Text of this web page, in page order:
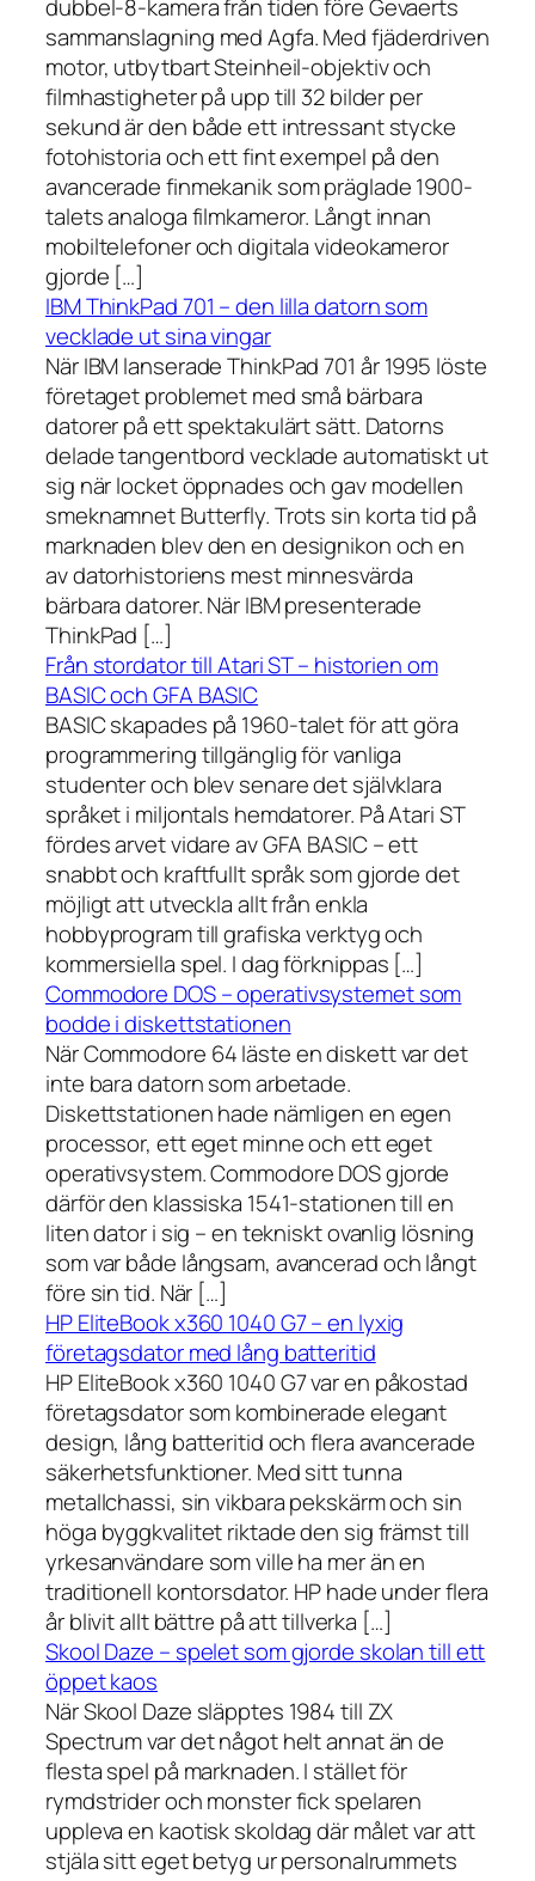
dubbel-8-kamera från tiden före Gevaerts
sammanslagning med Agfa. Med fjäderdriven
motor, utbytbart Steinheil-objektiv och
filmhastigheter på upp till 32 bilder per
sekund är den både ett intressant stycke
fotohistoria och ett fint exempel på den
avancerade finmekanik som präglade 1900-
talets analoga filmkameror. Långt innan
mobiltelefoner och digitala videokameror
gjorde […]
IBM ThinkPad 701 – den lilla datorn som
vecklade ut sina vingar
När IBM lanserade ThinkPad 701 år 1995 löste
företaget problemet med små bärbara
datorer på ett spektakulärt sätt. Datorns
delade tangentbord vecklade automatiskt ut
sig när locket öppnades och gav modellen
smeknamnet Butterfly. Trots sin korta tid på
marknaden blev den en designikon och en
av datorhistoriens mest minnesvärda
bärbara datorer. När IBM presenterade
ThinkPad […]
Från stordator till Atari ST – historien om
BASIC och GFA BASIC
BASIC skapades på 1960-talet för att göra
programmering tillgänglig för vanliga
studenter och blev senare det självklara
språket i miljontals hemdatorer. På Atari ST
fördes arvet vidare av GFA BASIC – ett
snabbt och kraftfullt språk som gjorde det
möjligt att utveckla allt från enkla
hobbyprogram till grafiska verktyg och
kommersiella spel. I dag förknippas […]
Commodore DOS – operativsystemet som
bodde i diskettstationen
När Commodore 64 läste en diskett var det
inte bara datorn som arbetade.
Diskettstationen hade nämligen en egen
processor, ett eget minne och ett eget
operativsystem. Commodore DOS gjorde
därför den klassiska 1541-stationen till en
liten dator i sig – en tekniskt ovanlig lösning
som var både långsam, avancerad och långt
före sin tid. När […]
HP EliteBook x360 1040 G7 – en lyxig
företagsdator med lång batteritid
HP EliteBook x360 1040 G7 var en påkostad
företagsdator som kombinerade elegant
design, lång batteritid och flera avancerade
säkerhetsfunktioner. Med sitt tunna
metallchassi, sin vikbara pekskärm och sin
höga byggkvalitet riktade den sig främst till
yrkesanvändare som ville ha mer än en
traditionell kontorsdator. HP hade under flera
år blivit allt bättre på att tillverka […]
Skool Daze – spelet som gjorde skolan till ett
öppet kaos
När Skool Daze släpptes 1984 till ZX
Spectrum var det något helt annat än de
flesta spel på marknaden. I stället för
rymdstrider och monster fick spelaren
uppleva en kaotisk skoldag där målet var att
stjäla sitt eget betyg ur personalrummets